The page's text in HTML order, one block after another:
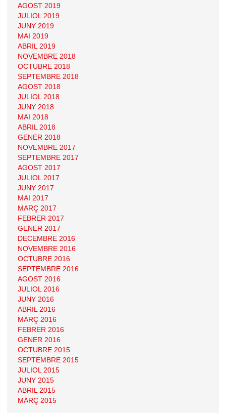
AGOST 2019
JULIOL 2019
JUNY 2019
MAI 2019
ABRIL 2019
NOVEMBRE 2018
OCTUBRE 2018
SEPTEMBRE 2018
AGOST 2018
JULIOL 2018
JUNY 2018
MAI 2018
ABRIL 2018
GENER 2018
NOVEMBRE 2017
SEPTEMBRE 2017
AGOST 2017
JULIOL 2017
JUNY 2017
MAI 2017
MARÇ 2017
FEBRER 2017
GENER 2017
DECEMBRE 2016
NOVEMBRE 2016
OCTUBRE 2016
SEPTEMBRE 2016
AGOST 2016
JULIOL 2016
JUNY 2016
ABRIL 2016
MARÇ 2016
FEBRER 2016
GENER 2016
OCTUBRE 2015
SEPTEMBRE 2015
JULIOL 2015
JUNY 2015
ABRIL 2015
MARÇ 2015